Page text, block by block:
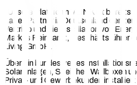
„Unsere Plattform VLINK ist bereits
Label-Partner in Deutschland der
Vertrieb und die Installation von
Markus Reinhardt, Geschäftsführer
Living GmbH.
Über ein bundesweites
Solaranlagen, Speicher, Wallboxen
Privat- und Gewerbekunden